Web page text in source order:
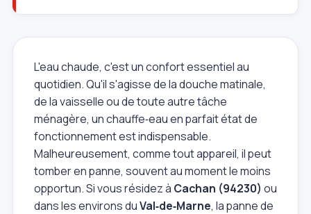
L'eau chaude, c'est un confort essentiel au
quotidien. Qu'il s'agisse de la douche matinale,
de la vaisselle ou de toute autre tâche
ménagère, un chauffe‑eau en parfait état de
fonctionnement est indispensable.
Malheureusement, comme tout appareil, il peut
tomber en panne, souvent au moment le moins
opportun. Si vous résidez à Cachan (94230) ou
dans les environs duVal‑de‑Marne, la panne de